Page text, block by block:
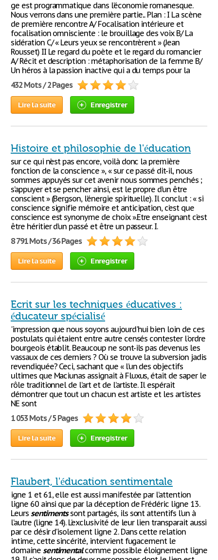
ge est programmatique dans l’économie romanesque.
Nous verrons dans une première partie... Plan : I La scène
de première rencontre A/ Focalisation intérieure et
focalisation omnisciente : le brouillage des voix B/ La
sidération C/ « Leurs yeux se rencontrèrent » (Jean
Rousset) II Le regard du poète et le regard du romancier
A/ Récit et description : métaphorisation de la femme B/
Un héros à la passion inactive qui a du temps pour la
432 Mots / 2 Pages
Lire la suite Enregistrer
Histoire et philosophie de l'éducation
sur ce qui n’est pas encore, voilà donc la première
fonction de la conscience », « sur ce passé dit-il, nous
sommes appuyés sur cet avenir nous sommes penchés ;
s’appuyer et se pencher ainsi, est le propre d’un être
conscient » (Bergson, l’énergie spirituelle). Il conclut : « si
conscience signifie mémoire et anticipation, c’est que
conscience est synonyme de choix ».Etre enseignant c’est
être héritier d’un passé et être un passeur. I.
8 791 Mots / 36 Pages
Lire la suite Enregistrer
Ecrit sur les techniques éducatives :
éducateur spécialisé
'impression que nous soyons aujourd'hui bien loin de ces
postulats qui étaient entre autre censés contester l'ordre
bourgeois établit. Beaucoup ne sont-ils pas devenus les
vassaux de ces derniers ? Où se trouve la subversion jadis
revendiquée? Ceci, sachant que « l’un des objectifs
ultimes que Maciunas assignait à Fluxus, était de saper le
rôle traditionnel de l’art et de l’artiste. Il espérait
démontrer que tout un chacun est artiste et les artistes
NE sont
1 053 Mots / 5 Pages
Lire la suite Enregistrer
Flaubert, l'éducation sentimentale
igne 1 et 61, elle est aussi manifestée par l’attention
ligne 60 ainsi que par la déception de Frédéric ligne 13.
Leurs sentimentssont partagés, ils sont attentifs l’un à
l’autre (ligne 14). L’exclusivité de leur lien transparait aussi
par ce désir d’isolement ligne 2. Dans cette relation
intime, cette sincérité, intervient fugacement le
domaine sentimentalcomme possible éloignement ligne